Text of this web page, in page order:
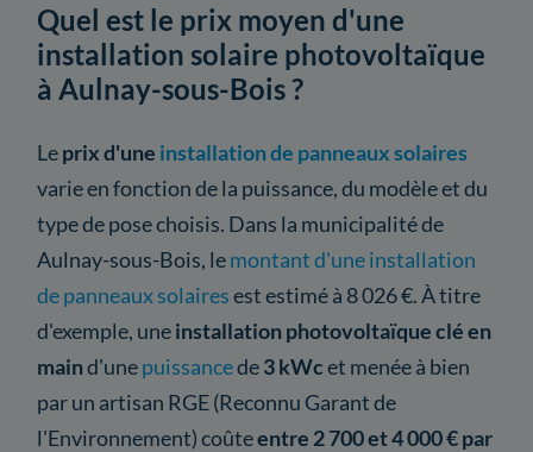
Quel est le prix moyen d'une
installation solaire photovoltaïque
à Aulnay-sous-Bois ?
Leprix d'une installation de panneaux solaires
varie en fonction de la puissance, du modèle et du
type de pose choisis. Dans la municipalité de
Aulnay-sous-Bois, lemontant d'une installation
de panneaux solairesest estimé à 8 026 €. À titre
d'exemple, uneinstallation photovoltaïque clé en
maind'unepuissancede3 kWcet menée à bien
par un artisan RGE (Reconnu Garant de
l'Environnement) coûteentre 2 700 et 4 000 € par